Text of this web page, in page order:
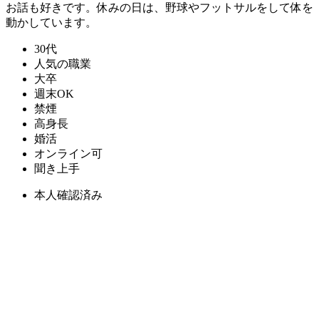
お話も好きです。休みの日は、野球やフットサルをして体を
動かしています。
30代
人気の職業
大卒
週末OK
禁煙
高身長
婚活
オンライン可
聞き上手
本人確認済み